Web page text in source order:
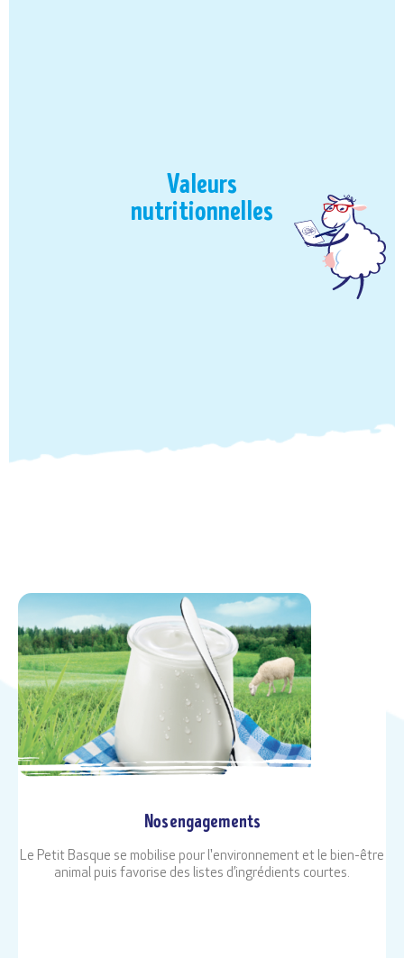
Valeurs
nutritionnelles
Nos engagements
Le Petit Basque se mobilise pour l'environnement et le bien-être
animal puis favorise des listes d’ingrédients courtes.